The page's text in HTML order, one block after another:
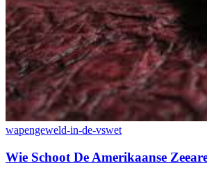
wapengeweld-in-de-vswet
Wie Schoot De Amerikaanse